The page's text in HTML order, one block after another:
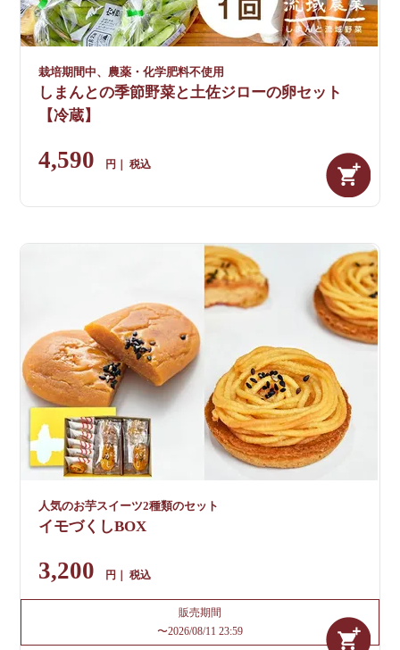
栽培期間中、農薬・化学肥料不使用
しまんとの季節野菜と土佐ジローの卵セット
【冷蔵】
4,590 税込
人気のお芋スイーツ2種類のセット
イモづくしBOX
3,200 税込
販売期間
〜2026/08/11 23:59